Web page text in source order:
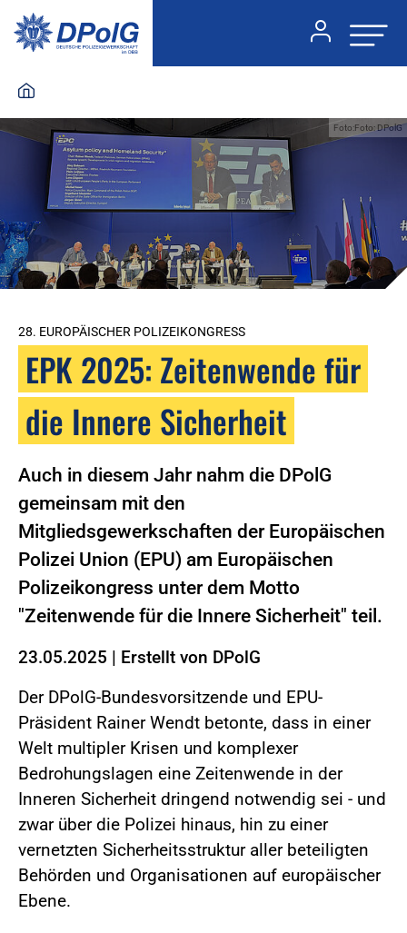
Foto:Foto: DPolG
28. EUROPÄISCHER POLIZEIKONGRESS
EPK 2025: Zeitenwende für
die Innere Sicherheit
Auch in diesem Jahr nahm die DPolG
gemeinsam mit den
Mitgliedsgewerkschaften der Europäischen
Polizei Union (EPU) am Europäischen
Polizeikongress unter dem Motto
"Zeitenwende für die Innere Sicherheit" teil.
23.05.2025 | Erstellt von DPolG
Der DPolG-Bundesvorsitzende und EPU-
Präsident Rainer Wendt betonte, dass in einer
Welt multipler Krisen und komplexer
Bedrohungslagen eine Zeitenwende in der
Inneren Sicherheit dringend notwendig sei - und
zwar über die Polizei hinaus, hin zu einer
vernetzten Sicherheitsstruktur aller beteiligten
Behörden und Organisationen auf europäischer
Ebene.